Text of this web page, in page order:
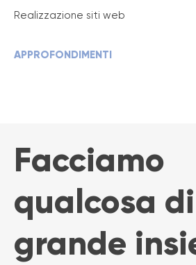
Realizzazione siti web
APPROFONDIMENTI
Facciamo
qualcosa di
grande